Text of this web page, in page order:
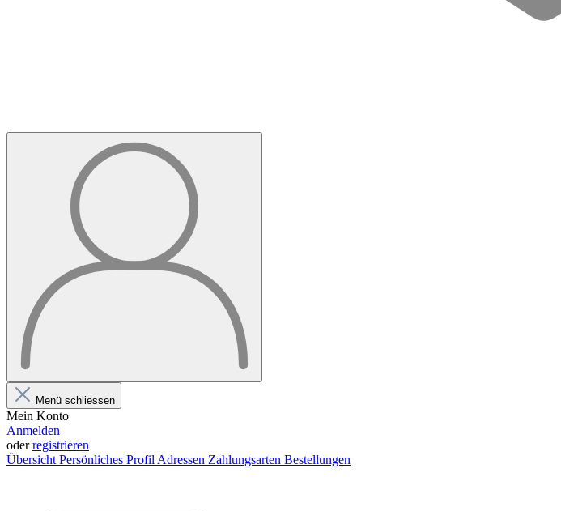
Menü schliessen
Mein Konto
Anmelden
oderregistrieren
Übersicht Persönliches Profil Adressen Zahlungsarten Bestellungen